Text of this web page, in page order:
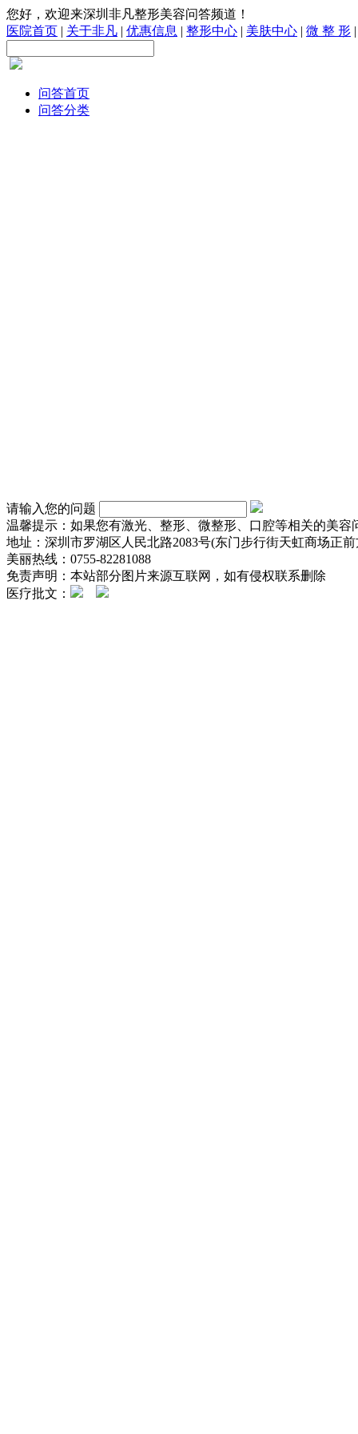
您好，欢迎来深圳非凡整形美容问答频道！
医院首页 | 关于非凡 | 优惠信息 | 整形中心 | 美肤中心 | 微 整 形
问答首页
问答分类
请输入您的问题
温馨提示：如果您有激光、整形、微整形、口腔等相关的美
地址：深圳市罗湖区人民北路2083号(东门步行街天虹商场正前
美丽热线：0755-82281088
免责声明：本站部分图片来源互联网，如有侵权联系删除
医疗批文：